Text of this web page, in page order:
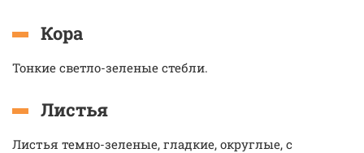
Кора
Тонкие светло-зеленые стебли.
Листья
Листья темно-зеленые, гладкие, округлые, с